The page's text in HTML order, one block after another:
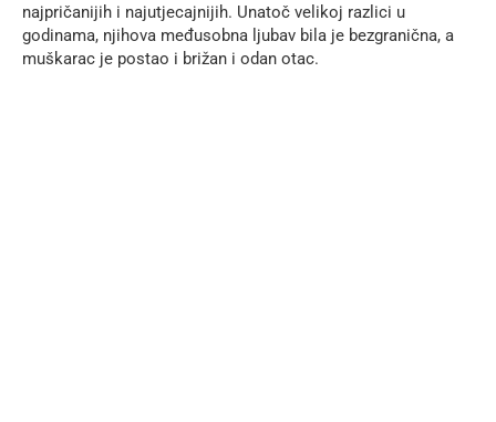
najpričanijih i najutjecajnijih. Unatoč velikoj razlici u
godinama, njihova međusobna ljubav bila je bezgranična, a
muškarac je postao i brižan i odan otac.